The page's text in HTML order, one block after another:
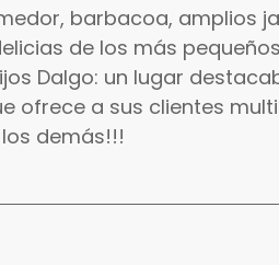
barbacoa, amplios
de los más
Dalgo: un lugar
ofrece a sus clientes
demás!!!